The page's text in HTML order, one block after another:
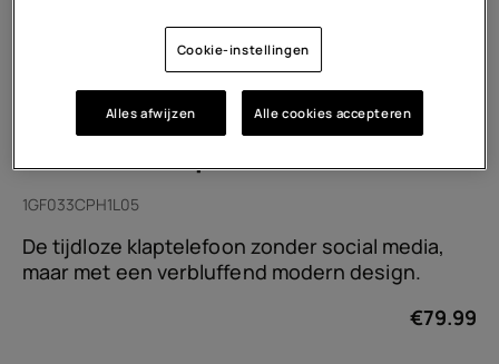
1GF033CPH1L05
De tijdloze klaptelefoon zonder social media,
maar met een verbluffend modern design.
€79.99
Cookie-instellingen
Alles afwijzen Alle cookies accepteren